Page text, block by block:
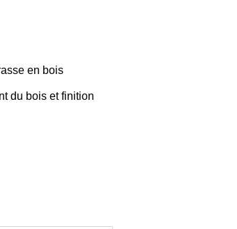
en bois
du bois et finition